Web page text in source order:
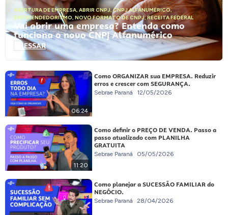
ABERTURA DE EMPRESA, ABRIR CNPJ,CNPJ ALFANUMÉRICO,
EMPREENDEDORISMO, NOVO FORMATO DE CNPJ,RECEITA FEDERAL
Vai abrir uma empresa? Entenda como
funciona o novo CNPJ Alfanumérico
ACESSAR
06:24
Como ORGANIZAR sua EMPRESA. Reduzir
erros e crescer com SEGURANÇA.
Sebrae Paraná 12/05/2026
11:20
Como definir o PREÇO DE VENDA. Passo a
passo atualizado com PLANILHA
GRATUITA
Sebrae Paraná 05/05/2026
Como planejar a SUCESSÃO FAMILIAR do
NEGÓCIO.
Sebrae Paraná 28/04/2026